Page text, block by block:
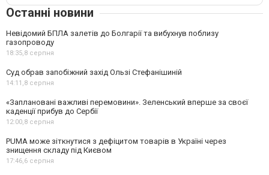
Останні новини
Невідомий БПЛА залетів до Болгарії та вибухнув поблизу
газопроводу
18:35,8 серпня
Суд обрав запобіжний захід Ользі Стефанішиній
14:11,8 серпня
«Заплановані важливі перемовини». Зеленський вперше за своєї
каденції прибув до Сербії
12:00,8 серпня
PUMA може зіткнутися з дефіцитом товарів в Україні через
знищення складу під Києвом
17:46,6 серпня